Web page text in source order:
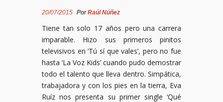
20/07/2015 PorRaúl Núñez
Tiene tan solo 17 años pero una carrera
imparable. Hizo sus primeros pinitos
televisivos en ‘Tú sí que vales’, pero no fue
hasta ‘La Voz Kids’ cuando pudo demostrar
todo el talento que lleva dentro. Simpática,
trabajadora y con los pies en la tierra, Eva
Ruíz nos presenta su primer single ‘Qué